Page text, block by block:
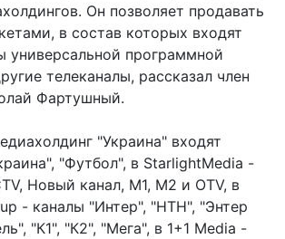
Он позволяет продавать
в состав которых входят
универсальной программной
телеканалы, рассказал член
Фартушный.
"Украина" входят
"Футбол", в StarlightMedia -
Новый канал, М1, М2 и OTV, в
- каналы "Интер", "НТН", "Энтер
"К1", "К2", "Мега", в 1+1 Media -